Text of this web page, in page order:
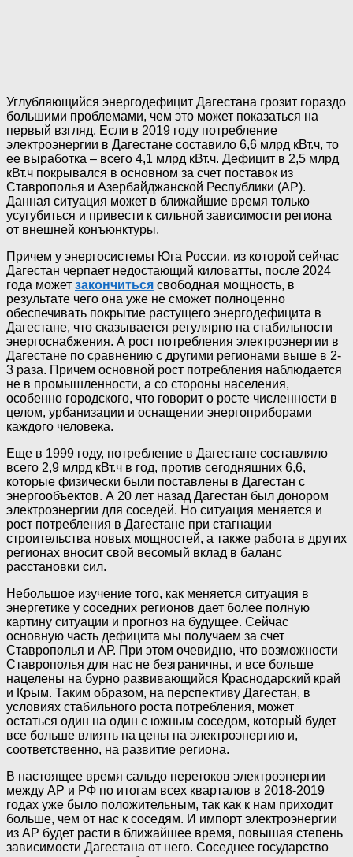
Углубляющийся энергодефицит Дагестана грозит гораздо
большими проблемами, чем это может показаться на
первый взгляд. Если в 2019 году потребление
электроэнергии в Дагестане составило 6,6 млрд кВт.ч, то
ее выработка – всего 4,1 млрд кВт.ч. Дефицит в 2,5 млрд
кВт.ч покрывался в основном за счет поставок из
Ставрополья и Азербайджанской Республики (АР).
Данная ситуация может в ближайшие время только
усугубиться и привести к сильной зависимости региона
от внешней конъюнктуры.
Причем у энергосистемы Юга России, из которой сейчас
Дагестан черпает недостающий киловатты, после 2024
года может закончиться свободная мощность, в
результате чего она уже не сможет полноценно
обеспечивать покрытие растущего энергодефицита в
Дагестане, что сказывается регулярно на стабильности
энергоснабжения. А рост потребления электроэнергии в
Дагестане по сравнению с другими регионами выше в 2-
3 раза. Причем основной рост потребления наблюдается
не в промышленности, а со стороны населения,
особенно городского, что говорит о росте численности в
целом, урбанизации и оснащении энергоприборами
каждого человека.
Еще в 1999 году, потребление в Дагестане составляло
всего 2,9 млрд кВт.ч в год, против сегодняшних 6,6,
которые физически были поставлены в Дагестан с
энергообъектов. А 20 лет назад Дагестан был донором
электроэнергии для соседей. Но ситуация меняется и
рост потребления в Дагестане при стагнации
строительства новых мощностей, а также работа в других
регионах вносит свой весомый вклад в баланс
расстановки сил.
Небольшое изучение того, как меняется ситуация в
энергетике у соседних регионов дает более полную
картину ситуации и прогноз на будущее. Сейчас
основную часть дефицита мы получаем за счет
Ставрополья и АР. При этом очевидно, что возможности
Ставрополья для нас не безграничны, и все больше
нацелены на бурно развивающийся Краснодарский край
и Крым. Таким образом, на перспективу Дагестан, в
условиях стабильного роста потребления, может
остаться один на один с южным соседом, который будет
все больше влиять на цены на электроэнергию и,
соответственно, на развитие региона.
В настоящее время сальдо перетоков электроэнергии
между АР и РФ по итогам всех кварталов в 2018-2019
годах уже было положительным, так как к нам приходит
больше, чем от нас к соседям. И импорт электроэнергии
из АР будет расти в ближайшее время, повышая степень
зависимости Дагестана от него. Соседнее государство